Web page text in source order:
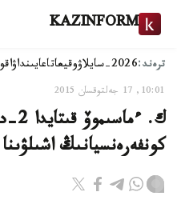
KAZINFORM
ترەند:2026-سايلاۋ وقيعاتاعايىنداۋ
10:01, 17 جەلتوقسان 2015
ك.
كونفەرەنسيانىڭ